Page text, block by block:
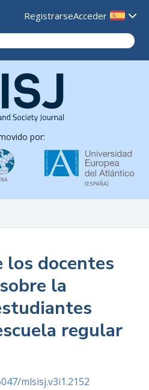
RegistrarseAcceder
por:
los docentes
la
regular
mlsisj.v3i1.2152